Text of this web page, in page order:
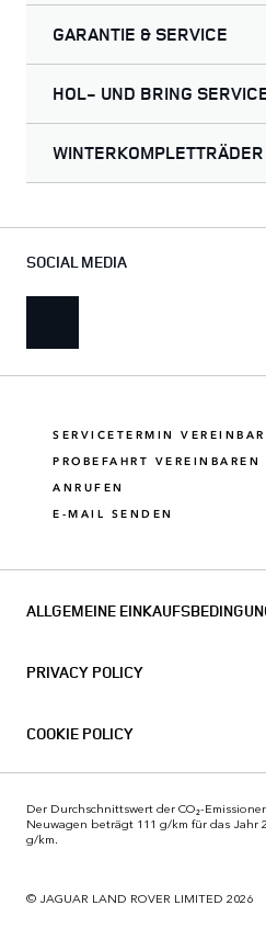
GARANTIE & SERVICE
HOL- UND BRING
WINTERKOMPLETTRÄDER
ALLGEMEINE
PRIVACY POLICY
COOKIE POLICY
SERVICETERMIN
PROBEFAHRT VEREINBAREN
ANRUFEN
E-MAIL SENDEN
SOCIAL MEDIA
Der Durchschnittswert der CO₂-
Neuwagen beträgt 111 g/km für das Jahr
g/km.
© JAGUAR LAND ROVER LIMITED 2026